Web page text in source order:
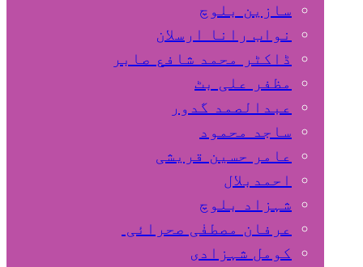
سازین بلوچ
نواب رانا ارسلان
ڈاکٹر محمد شافع صابر
مظفر علی بٹ
عبدالصمد گدور
ساجد محمود
عامر حسین قریشی
اﺣﻤﺪﺑﻼل
شہزاد بلوچ
عرفان مصطفٰی صحرائی
کومل شہزادی